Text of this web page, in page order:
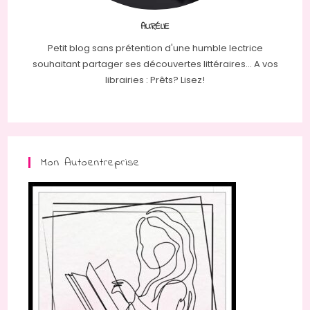
AURÉLIE
Petit blog sans prétention d'une humble lectrice
souhaitant partager ses découvertes littéraires... A vos
librairies : Prêts? Lisez!
Mon Autoentreprise